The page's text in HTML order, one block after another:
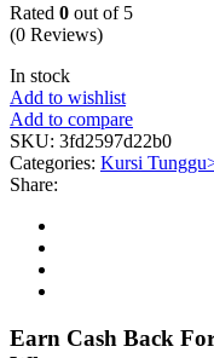
Rated 0 out of 5
(0 Reviews)
In stock
Add to wishlist
Add to compare
SKU: 3fd2597d22b0
Categories: Kursi
Share:
Earn Cash Back